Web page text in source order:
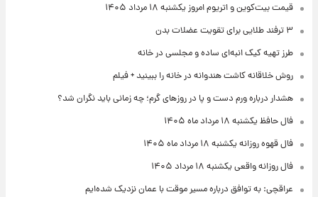
قیمت بیت‌کوین و اتریوم امروز یکشنبه ۱۸ مرداد ۱۴۰۵
۳ ترفند طلایی برای تقویت عضلات بدن
طرز تهیه کیک انبه‌ای ساده و مجلسی در خانه
روش خلاقانه کاشت هندوانه در خانه را ببینید + فیلم
هشدار درباره ورم دست و پا در روزهای گرم؛ چه زمانی باید نگران شد؟
فال حافظ یکشنبه ۱۸ مرداد ماه ۱۴۰۵
فال قهوه روزانه یکشنبه ۱۸ مرداد ماه ۱۴۰۵
فال روزانه واقعی یکشنبه ۱۸ مرداد ۱۴۰۵
عراقچی: به توافق درباره مسیر موقت با عمان نزدیک شده‌ایم